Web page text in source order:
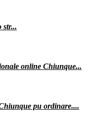
str...
online Chiunque...
pu ordinare....